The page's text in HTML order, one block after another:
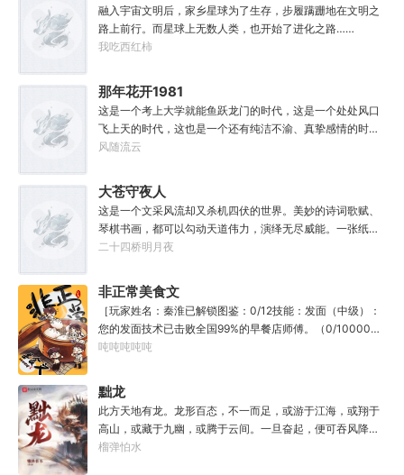
融入宇宙文明后，家乡星球为了生存，步履蹒跚地在文明之
路上前行。而星球上无数人类，也开始了进化之路……
我吃西红柿
那年花开1981
这是一个考上大学就能鱼跃龙门的时代，这是一个处处风口
飞上天的时代，这也是一个还有纯洁不渝、真挚感情的时
代；只不过李野刚刚来到这个时代，却被劝着放弃高考进厂
冲刺型选手会考不上？那岂不是辜负了那么多年体育老师的
教导？”
风随流云
大苍守夜人
这是一个文采风流却又杀机四伏的世界。美妙的诗词歌赋、
琴棋书画，都可以勾动天道伟力，演绎无尽威能。一张纸可
封万载凶谷，一滴墨可将三千里海域化为永夜。林苏进入这
人毕生难以触摸的天花板，敢与诸子百家圣人争道。精智
计，察人心，演绎兵法三十六计，弹指间可换一国之君。不
知者谓他情种，知他者，言他为真性情。
二十四桥明月夜
非正常美食文
［玩家姓名：秦淮已解锁图鉴：0/12技能：发面（中级）：
您的发面技术已击败全国99%的早餐店师傅。（0/10000）
调馅（高级）：您的调馅水平已击败全国100%的早餐店师
的那一刻，美食文主角迎来了他加载成功的系统。秦淮：美
食文，早说呀，这个他熟！后来——秦淮发现这好像不是个
单纯的美食文系统。好像还加了些奇奇怪怪的东西。连带着
他看邻居、朋友、客人、员工都不太像人……不过没事。遇
事不决，先吃一口！.游戏说明：1.本游戏自由度极高，请玩
吨吨吨吨吨
黜龙
此方天地有龙。龙形百态，不一而足，或游于江海，或翔于
高山，或藏于九幽，或腾于云间。一旦奋起，便可吞风降
雪，引江划河，落雷喷火，分山避海。此处人间也有龙。人
榴弹怕水